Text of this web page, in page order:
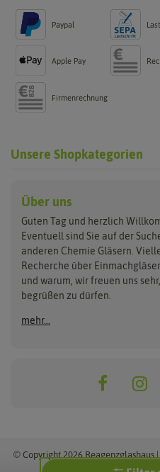
Paypal
Apple Pay
Firmenrechnung
Unsere Shopkategorien
aus Glas
aus Kunststoff
Reagenzgläser Sets
Glasstrohhalme
Klammern
Reagenzklasklammern
Laborgläser
Bechergläser
Erlenmeyerkolben
Messzylinder
Petrischalen
Trichter
Reinigung
Über uns
Guten Tag und herzlich
Eventuell sind Sie auf der
anderen Chemie Gläsern.
Recherche über
und warum, wir freuen uns
begrüßen zu dürfen.
mehr...
© Copyright 2026 Reagenzglashaus
inkl. MwSt.